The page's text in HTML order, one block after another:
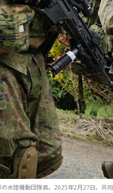
水陸機動団隊員。2025年2月27日。共同